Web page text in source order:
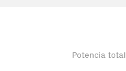
Potencia total